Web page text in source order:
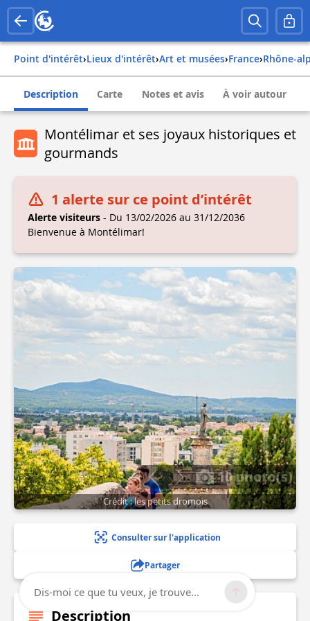
Point d'intérêt› Lieux d'intérêt› Art et musées› france› rhône-
Description Carte Notes et avis À voir autour
Montélimar et ses joyaux historiques et
gourmands
1 alerte sur ce point d’intérêt
Alerte visiteurs - Du 13/02/2026 au 31/12/2036
Bienvenue à Montélimar!
10 photo(s)
Crédit : les petits dromois
Consulter sur l'application
Partager
Description
Dis-moi ce que tu veux, je trouve...